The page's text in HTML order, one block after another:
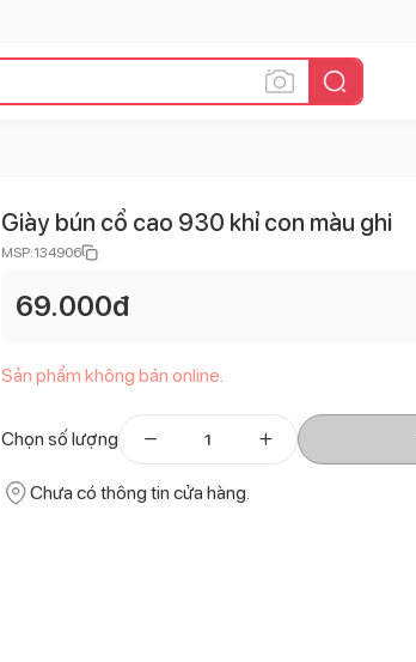
Giày bún cổ cao 930 khỉ con màu ghi
MSP:134906
69.000đ
Sản phẩm không bán online.
Chọn số lượng
Chưa có thông tin cửa hàng.